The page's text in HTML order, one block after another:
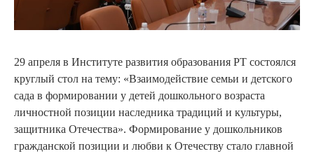
29 апреля в Институте развития образования РТ состоялся
круглый стол на тему: «Взаимодействие семьи и детского
сада в формировании у детей дошкольного возраста
личностной позиции наследника традиций и культуры,
защитника Отечества». Формирование у дошкольников
гражданской позиции и любви к Отечеству стало главной